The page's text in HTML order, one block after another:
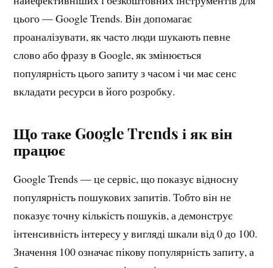
цього — Google Trends. Він допомагає
проаналізувати, як часто люди шукають певне
слово або фразу в Google, як змінюється
популярність цього запиту з часом і чи має сенс
вкладати ресурси в його розробку.
Що таке Google Trends і як він
працює
Google Trends — це сервіс, що показує відносну
популярність пошукових запитів. Тобто він не
показує точну кількість пошуків, а демонструє
інтенсивність інтересу у вигляді шкали від 0 до 100.
Значення 100 означає пікову популярність запиту, а